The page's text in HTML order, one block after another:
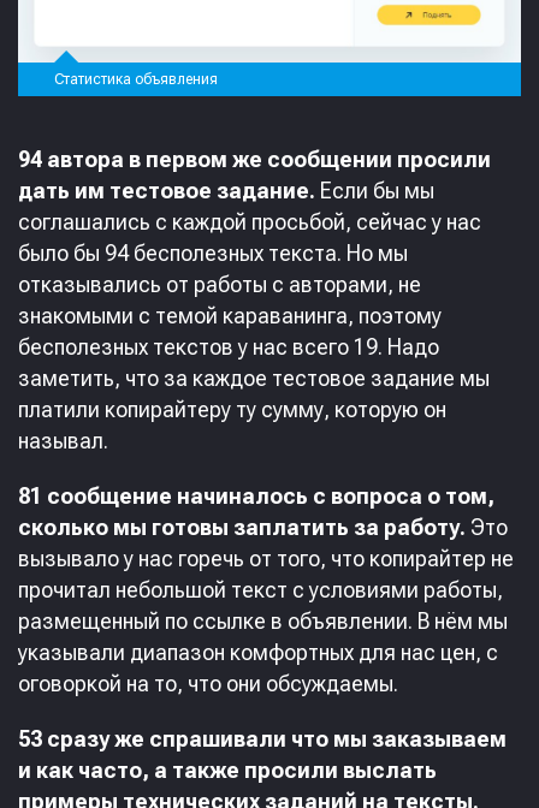
Статистика объявления
94 автора в первом же сообщении просили
дать им тестовое задание. Если бы мы
соглашались с каждой просьбой, сейчас у нас
было бы 94 бесполезных текста. Но мы
отказывались от работы с авторами, не
знакомыми с темой караванинга, поэтому
бесполезных текстов у нас всего 19. Надо
заметить, что за каждое тестовое задание мы
платили копирайтеру ту сумму, которую он
называл.
81 сообщение начиналось с вопроса о том,
сколько мы готовы заплатить за работу. Это
вызывало у нас горечь от того, что копирайтер не
прочитал небольшой текст с условиями работы,
размещенный по ссылке в объявлении. В нём мы
указывали диапазон комфортных для нас цен, с
оговоркой на то, что они обсуждаемы.
53 сразу же спрашивали что мы заказываем
и как часто, а также просили выслать
примеры технических заданий на тексты.